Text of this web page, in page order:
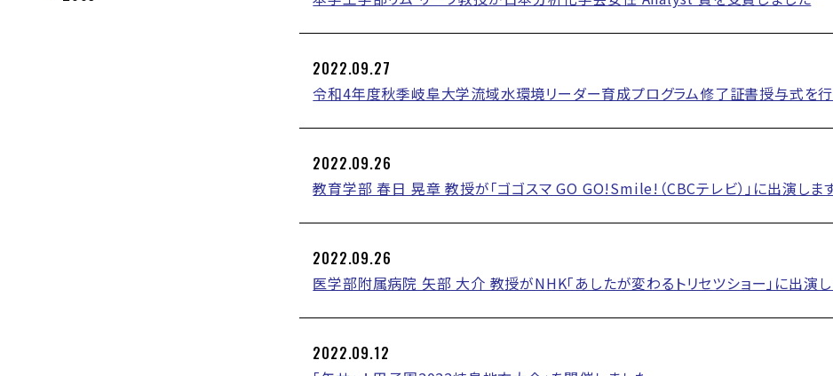
2022.09.27
令和4年度秋季岐阜大学流域水環境リーダー育成プログラム修了証書授与式を
2022.09.26
教育学部 春日 晃章 教授が「ゴゴスマ GO GO!Smile!（CBCテレビ）」に出演しま
2022.09.26
医学部附属病院 矢部 大介 教授がNHK「あしたが変わるトリセツショー」に出演
2022.09.12